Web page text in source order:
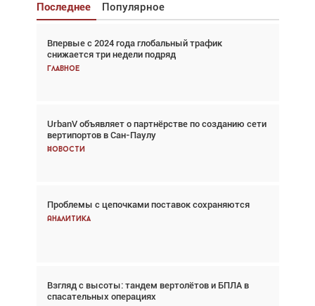
Последнее Популярное
Впервые с 2024 года глобальный трафик
снижается три недели подряд
Главное
UrbanV объявляет о партнёрстве по созданию сети
вертипортов в Сан-Паулу
Новости
Проблемы с цепочками поставок сохраняются
Аналитика
Взгляд с высоты: тандем вертолётов и БПЛА в
спасательных операциях
Взгляд с высоты: тандем вертолётов и БПЛА в
спасательных операциях
Главное
Авиационный фотограф Дэйв Кох: «Фотография
говорит сама за себя... а ИИ всё портит»
Новости
Впервые с 2024 года глобальный трафик
снижается три недели подряд
Частный самолёт – это актив. Подходите к
покупке соответствующим образом